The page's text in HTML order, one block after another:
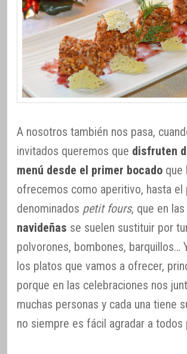
A nosotros también nos pasa,
invitados queremos que disfruten
menú desde el primer bocado que
ofrecemos como aperitivo, hasta el
denominados petit fours, que en las
navideñas se suelen sustituir por
polvorones, bombones, barquillos…
los platos que vamos a ofrecer,
porque en las celebraciones nos
muchas personas y cada una tiene
no siempre es fácil agradar a todos